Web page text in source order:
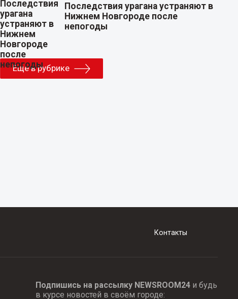
Последствия урагана устраняют в
Нижнем Новгороде после
непогоды
Еще в рубрике
Контакты
Подпишись на рассылку NEWSROOM24и будь
в курсе новостей в своём городе: